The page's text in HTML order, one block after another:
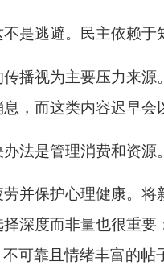
是逃避。民主依赖于
播视为主要压力来源
，而这类内容迟早会
法是管理消费和资源。
并保护心理健康。将
深度而非量也很重
可靠且情绪丰富的帖